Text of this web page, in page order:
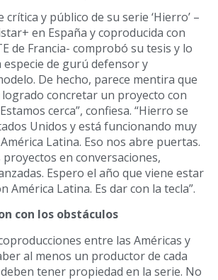
y público de su serie ‘Hierro’ –
en España y coproducida con
de Francia- comprobó su tesis y lo
de gurú defensor y
De hecho, parece mentira que
concretar un proyecto con
cerca”, confiesa. “Hierro se
Unidos y está funcionando muy
Latina. Eso nos abre puertas.
en conversaciones,
Espero el año que viene estar
América Latina. Es dar con la tecla”.
con los obstáculos
entre las Américas y
al menos un productor de cada
tener propiedad en la serie. No